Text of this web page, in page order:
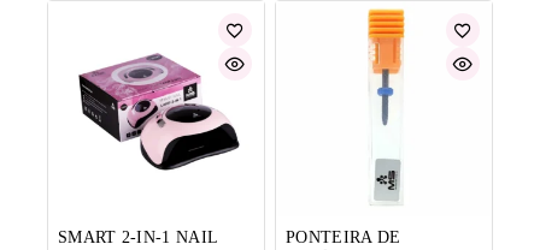
SMART 2-IN-1 NAIL
PONTEIRA DE